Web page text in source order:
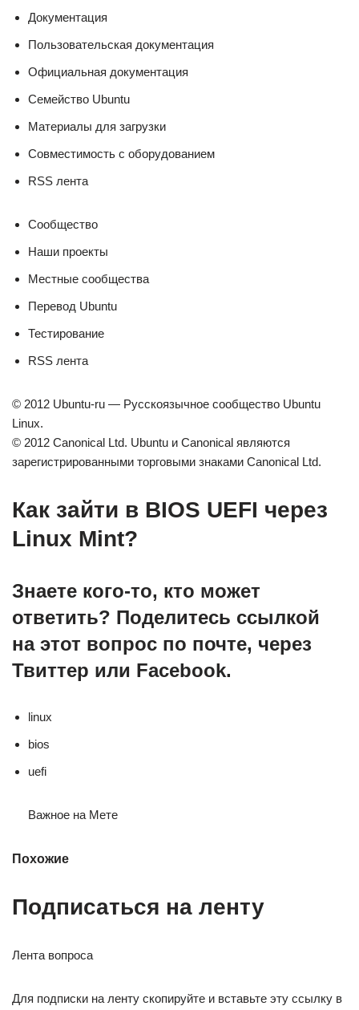
Документация
Пользовательская документация
Официальная документация
Семейство Ubuntu
Материалы для загрузки
Совместимость с оборудованием
RSS лента
Сообщество
Наши проекты
Местные сообщества
Перевод Ubuntu
Тестирование
RSS лента
© 2012 Ubuntu-ru — Русскоязычное сообщество Ubuntu
Linux.
© 2012 Canonical Ltd. Ubuntu и Canonical являются
зарегистрированными торговыми знаками Canonical Ltd.
Как зайти в BIOS UEFI через
Linux Mint?
Знаете кого-то, кто может
ответить? Поделитесь ссылкой
на этот вопрос по почте, через
Твиттер или Facebook.
linux
bios
uefi
Важное на Мете
Похожие
Подписаться на ленту
Лента вопроса
Для подписки на ленту скопируйте и вставьте эту ссылку в